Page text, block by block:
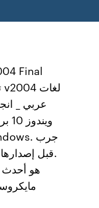
Final
عربي _